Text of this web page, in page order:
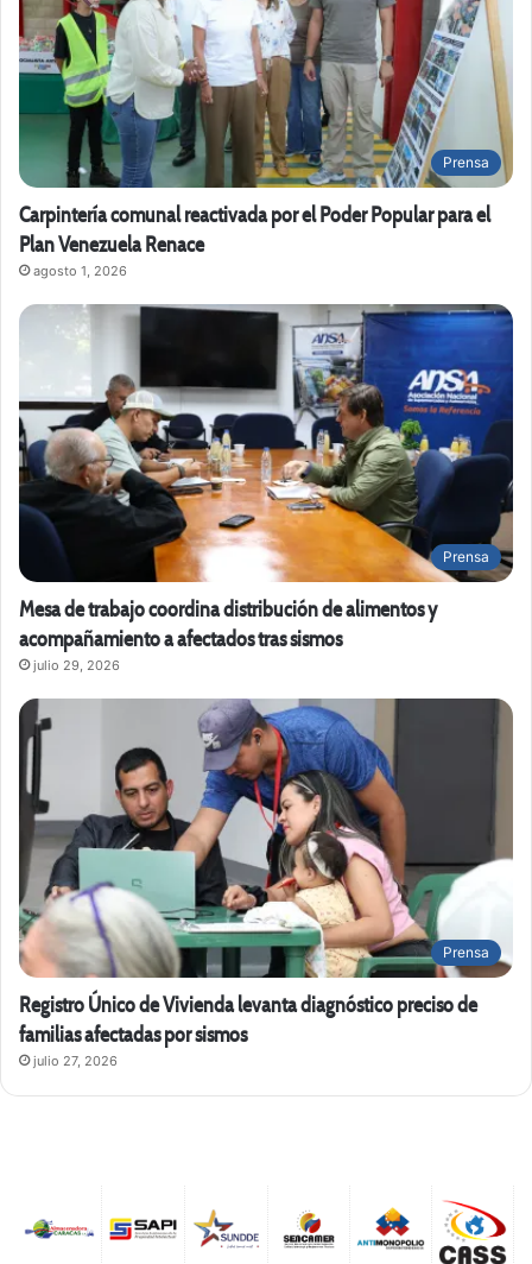
Prensa
Carpintería comunal reactivada por el Poder Popular para el
Plan Venezuela Renace
agosto 1, 2026
Prensa
Mesa de trabajo coordina distribución de alimentos y
acompañamiento a afectados tras sismos
julio 29, 2026
Prensa
Registro Único de Vivienda levanta diagnóstico preciso de
familias afectadas por sismos
julio 27, 2026